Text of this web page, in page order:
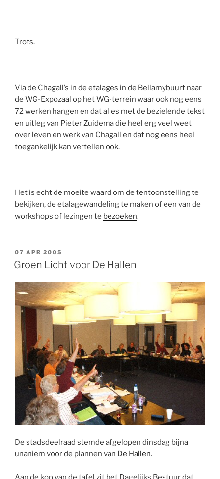
Trots.
Via de Chagall’s in de etalages in de Bellamybuurt naar
de WG-Expozaal op het WG-terrein waar ook nog eens
72 werken hangen en dat alles met de bezielende tekst
en uitleg van Pieter Zuidema die heel erg veel weet
over leven en werk van Chagall en dat nog eens heel
toegankelijk kan vertellen ook.
Het is echt de moeite waard om de tentoonstelling te
bekijken, de etalagewandeling te maken of een van de
workshops of lezingen te bezoeken.
GEPLAATST
OP
07 APR 2005
Groen Licht voor De Hallen
De stadsdeelraad stemde afgelopen dinsdag bijna
unaniem voor de plannen van De Hallen.
Aan de kop van de tafel zit het Dagelijks Bestuur dat